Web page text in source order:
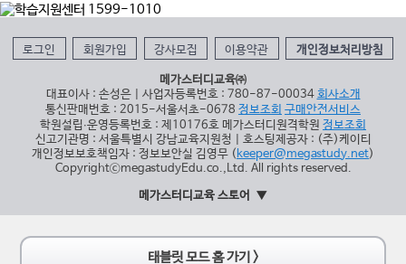
로그인 회원가입 강사모집 이용약관 개인정보처리방침
메가스터디교육㈜
대표이사 : 손성은 | 사업자등록번호 : 780-87-00034 회사소개
통신판매번호 : 2015-서울서초-0678 정보조회 구매안전서비스
학원설립∙운영등록번호 : 제10176호 메가스터디원격학원 정보조회
신고기관명 : 서울특별시 강남교육지원청 | 호스팅제공자 : (주)케이티
개인정보보호책임자 : 정보보안실 김영무 (keeper@megastudy.net)
CopyrightⓒmegastudyEdu.co.,Ltd. All rights reserved.
메가스터디교육 스토어
태블릿 모드 홈 가기 >